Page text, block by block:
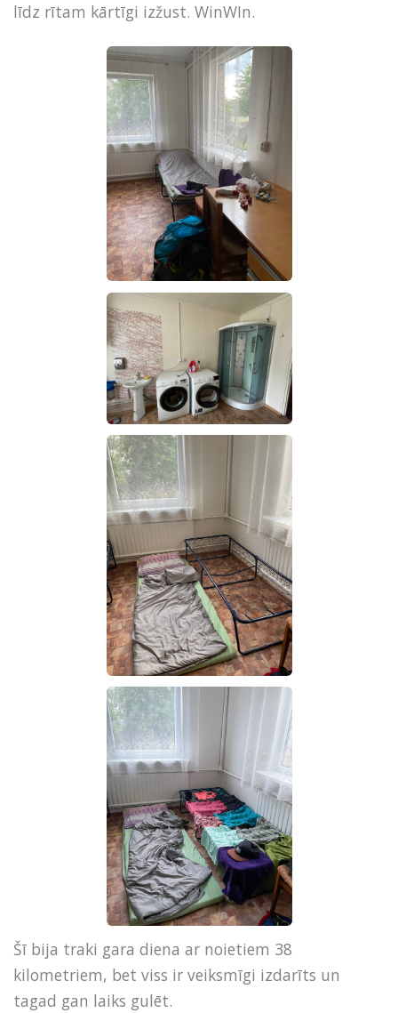
līdz rītam kārtīgi izžust. WinWIn.
Šī bija traki gara diena ar noietiem 38
kilometriem, bet viss ir veiksmīgi izdarīts un
tagad gan laiks gulēt.